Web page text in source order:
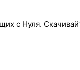
с Нуля.